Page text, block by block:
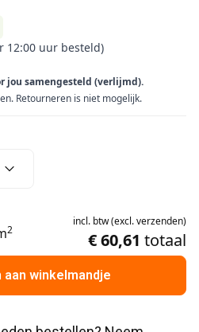
12:00 uur besteld)
jou samengesteld (verlijmd).
Retourneren is niet mogelijk.
2
incl. btw(excl.verzenden)
€ 60,61 totaal
winkelmandje